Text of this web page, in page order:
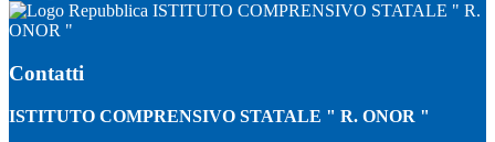
ISTITUTO COMPRENSIVO STATALE " R.
ONOR "
Contatti
ISTITUTO COMPRENSIVO STATALE " R. ONOR "